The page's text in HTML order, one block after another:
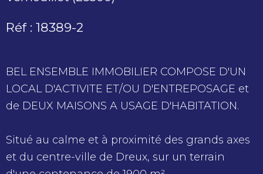
Réf : 18389-2
BEL ENSEMBLE IMMOBILIER COMPOSE D'UN
LOCAL D'ACTIVITE ET/OU D'ENTREPOSAGE et
de DEUX MAISONS A USAGE D'HABITATION.
Situé au calme et à proximité des grands axes
et du centre-ville de Dreux, sur un terrain